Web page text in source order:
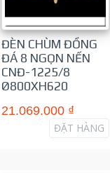
ĐÈN CHÙM ĐỒNG
ĐÁ 8 NGỌN NẾN
CNĐ-1225/8
Ø800XH620
21.069.000 ₫
ĐẶT HÀNG